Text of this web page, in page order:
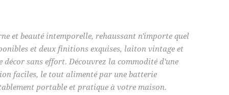
et beauté intemporelle, rehaussant n'importe quel
et deux finitions exquises, laiton vintage et
sans effort. Découvrez la commodité d'une
faciles, le tout alimenté par une batterie
portable et pratique à votre maison.